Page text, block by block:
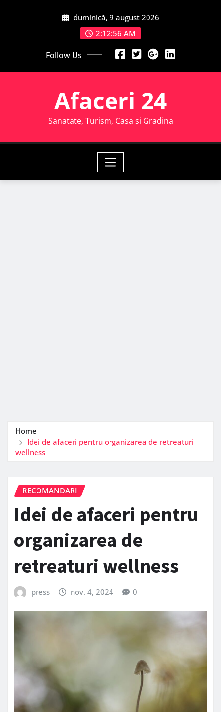
duminică, 9 august 2026
2:12:57 AM
Follow Us
Afaceri 24
Sanatate, Turism, Casa si Gradina
Home
Idei de afaceri pentru organizarea de retreaturi
wellness
RECOMANDARI
Idei de afaceri pentru
organizarea de
retreaturi wellness
press nov. 4, 2024 0